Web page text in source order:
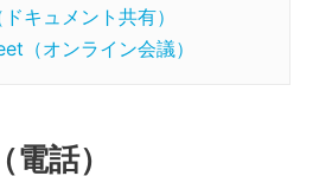
キュメント共有）
（オンライン会議）
話）